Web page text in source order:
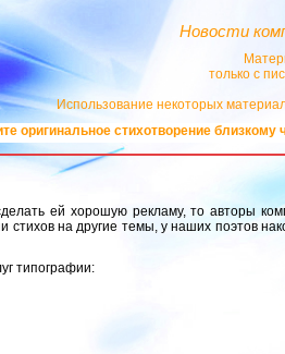
Новости
только с
Использование некоторых
стихотворение близкому
ей хорошую рекламу, то авторы
стихов на другие темы, у наших поэтов
типографии: